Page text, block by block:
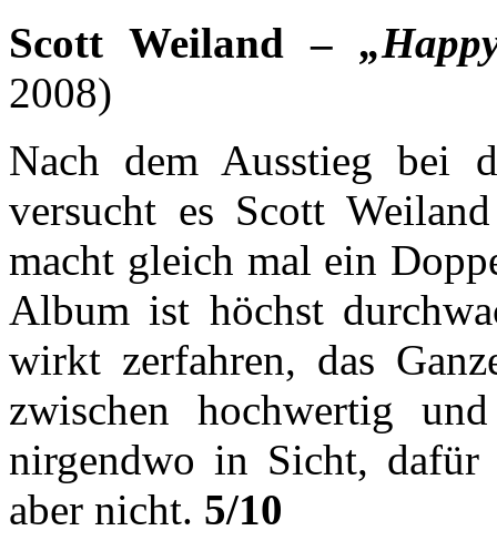
Scott Weiland –
2008)
Nach dem Ausstieg bei
versucht es Scott
macht gleich mal ein
Album ist höchst
wirkt zerfahren, das
zwischen hochwertig
nirgendwo in Sicht, dafür
aber nicht. 5/10